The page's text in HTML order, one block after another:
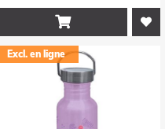

Excl. en ligne